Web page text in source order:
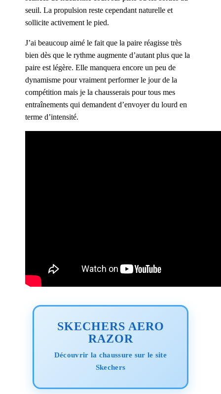
seuil. La propulsion reste cependant naturelle et
sollicite activement le pied.
J’ai beaucoup aimé le fait que la paire réagisse très
bien dès que le rythme augmente d’autant plus que la
paire est légère. Elle manquera encore un peu de
dynamisme pour vraiment performer le jour de la
compétition mais je la chausserais pour tous mes
entraînements qui demandent d’envoyer du lourd en
terme d’intensité.
SKECHERS AERO
RAZOR
Découvrir la chaussure sur le site
Skechers